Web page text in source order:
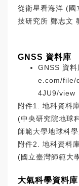
從衛星看海洋 (國
技研究所 鄭志文
GNSS 資料庫
GNSS 資料
e.com/file/
4JU9/view
附件1. 地科資料
(中央研究院地球
師範大學地球科
附件2. 地科資料
(國立臺灣師範大
大氣科學資料庫